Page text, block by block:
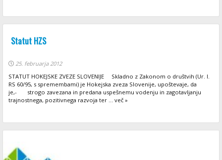
Statut HZS
25. februarja 2012
STATUT HOKEJSKE ZVEZE SLOVENIJE Skladno z Zakonom o društvih (Ur. l.
RS 60/95, s spremembami) je Hokejska zveza Slovenije, upoštevaje, da
je,- strogo zavezana in predana uspešnemu vodenju in zagotavljanju
trajnostnega, pozitivnega razvoja ter ... več »